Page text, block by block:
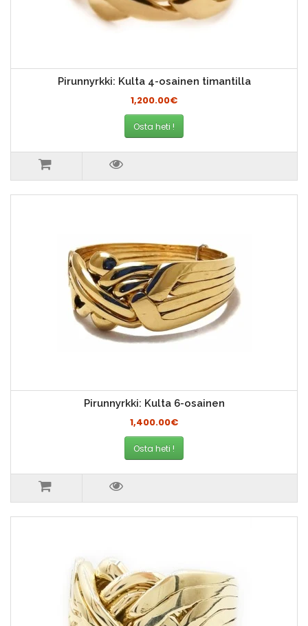
Pirunnyrkki: Kulta 4-osainen timantilla
1,200.00€
Osta heti !
Pirunnyrkki: Kulta 6-osainen
1,400.00€
Osta heti !